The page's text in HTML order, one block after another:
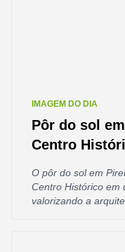
IMAGEM DO DIA
Pôr do sol
Centro
O pôr do sol em
Centro Histórico em
valorizando a